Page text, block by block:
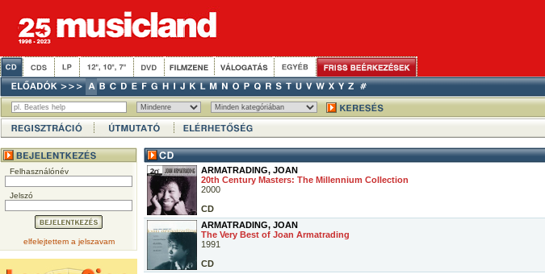
Felhasználónév
Jelszó
elfelejtettem a jelszavam
ARMATRADING, JOAN
20th Century Masters: The Millennium Collection
2000
CD
ARMATRADING, JOAN
The Very Best of Joan Armatrading
1991
CD